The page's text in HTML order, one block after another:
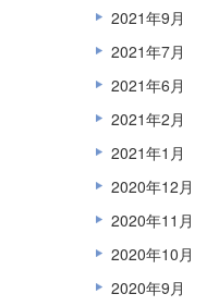
2021年9月
2021年7月
2021年6月
2021年2月
2021年1月
2020年12月
2020年11月
2020年10月
2020年9月